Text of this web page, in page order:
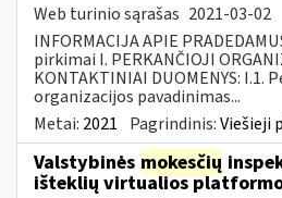
Web turinio sąrašas 2021-03-02
INFORMACIJA APIE
pirkimai I. PERKANČIOJI
KONTAKTINIAI DUOMENYS: I.1.
organizacijos pavadinimas...
Metai: 2021 Pagrindinis:Viešieji
Valstybinės mokesčių
išteklių virtualios